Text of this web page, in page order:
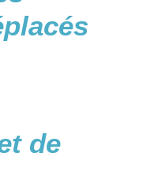
de